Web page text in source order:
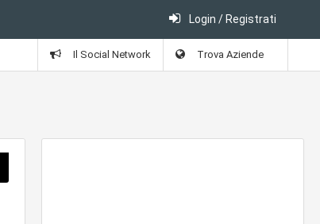
Login / Registrati
Il Social Network Trova Aziende